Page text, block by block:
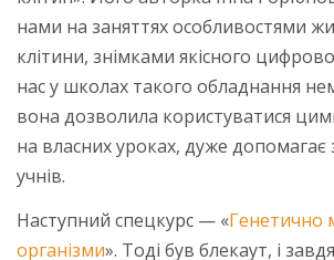
нами на заняттях особливостями
клітини, знімками якісного
нас у школах такого обладнання
вона дозволила користуватися
на власних уроках, дуже допомагає
учнів.
Наступний спецкурс — «Генетично
організми». Тоді був блекаут, і